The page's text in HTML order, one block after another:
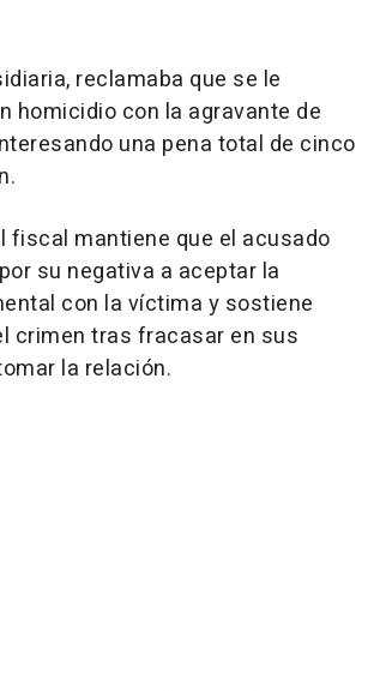
reclamaba que se le
homicidio con la agravante de
una pena total de cinco
fiscal mantiene que el acusado
su negativa a aceptar la
con la víctima y sostiene
crimen tras fracasar en sus
la relación.